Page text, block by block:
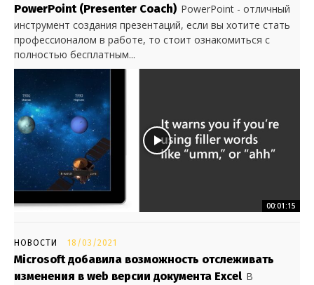
PowerPoint (Presenter Coach) PowerPoint - отличный
инструмент создания презентаций, если вы хотите стать
профессионалом в работе, то стоит ознакомиться с
полностью бесплатным...
00:01:15
НОВОСТИ 18/03/2021
Microsoft добавила возможность отслеживать
изменения в web версии документа Excel В